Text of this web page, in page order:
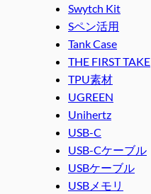
Swytch Kit
Sペン活用
Tank Case
THE FIRST TAKE
TPU素材
UGREEN
Unihertz
USB-C
USB-Cケーブル
USBケーブル
USBメモリ